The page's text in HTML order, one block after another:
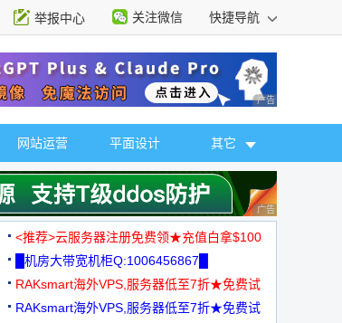
举报中心 关注微信 快捷导航
广告 商业广告，理
网站运营 平面设计 其它
广告 商业广告，理
<推荐>云服务器注册免费领★充值白拿$100
█机房大带宽机柜Q:1006456867█
RAKsmart海外VPS,服务器低至7折★免费试
用★
RAKsmart海外VPS,服务器低至7折★免费试